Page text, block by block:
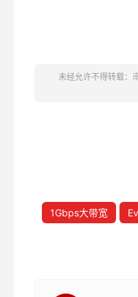
未经允许不得转载：
1Gbps大带宽